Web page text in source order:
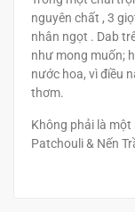
nguyên chất , 3
nhân ngọt . Dab
như mong muốn;
nước hoa, vì điều
thơm.
Không phải là một
Patchouli & Nến